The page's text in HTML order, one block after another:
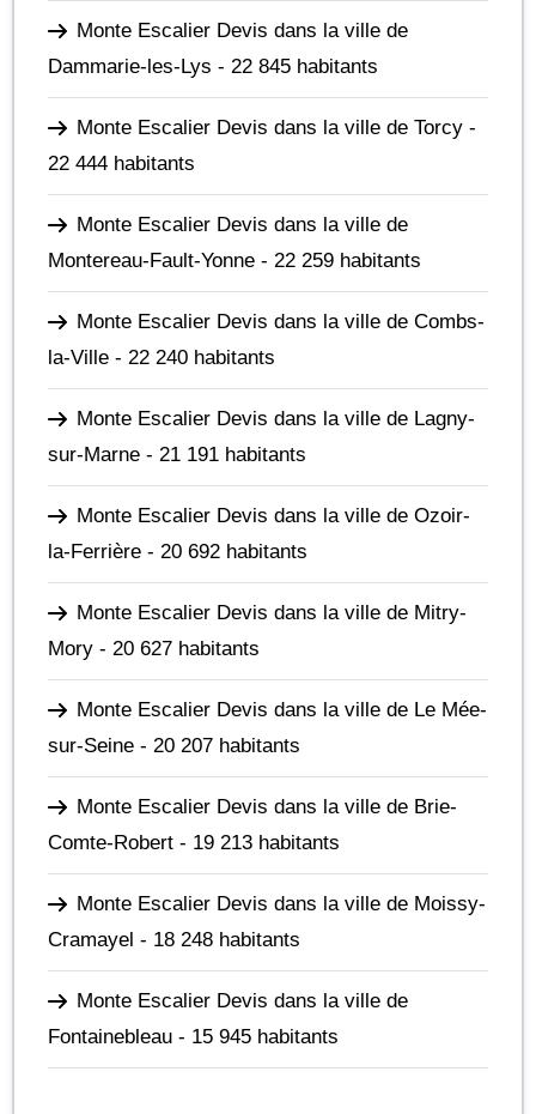
Monte Escalier Devis dans la ville de
Dammarie-les-Lys - 22 845 habitants
Monte Escalier Devis dans la ville de Torcy -
22 444 habitants
Monte Escalier Devis dans la ville de
Montereau-Fault-Yonne - 22 259 habitants
Monte Escalier Devis dans la ville de Combs-
la-Ville - 22 240 habitants
Monte Escalier Devis dans la ville de Lagny-
sur-Marne - 21 191 habitants
Monte Escalier Devis dans la ville de Ozoir-
la-Ferrière - 20 692 habitants
Monte Escalier Devis dans la ville de Mitry-
Mory - 20 627 habitants
Monte Escalier Devis dans la ville de Le Mée-
sur-Seine - 20 207 habitants
Monte Escalier Devis dans la ville de Brie-
Comte-Robert - 19 213 habitants
Monte Escalier Devis dans la ville de Moissy-
Cramayel - 18 248 habitants
Monte Escalier Devis dans la ville de
Fontainebleau - 15 945 habitants